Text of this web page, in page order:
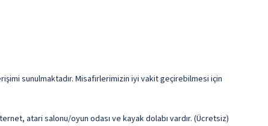
sunulmaktadır. Misafirlerimizin iyi vakit geçirebilmesi için
atari salonu/oyun odası ve kayak dolabı vardır. (Ücretsiz)